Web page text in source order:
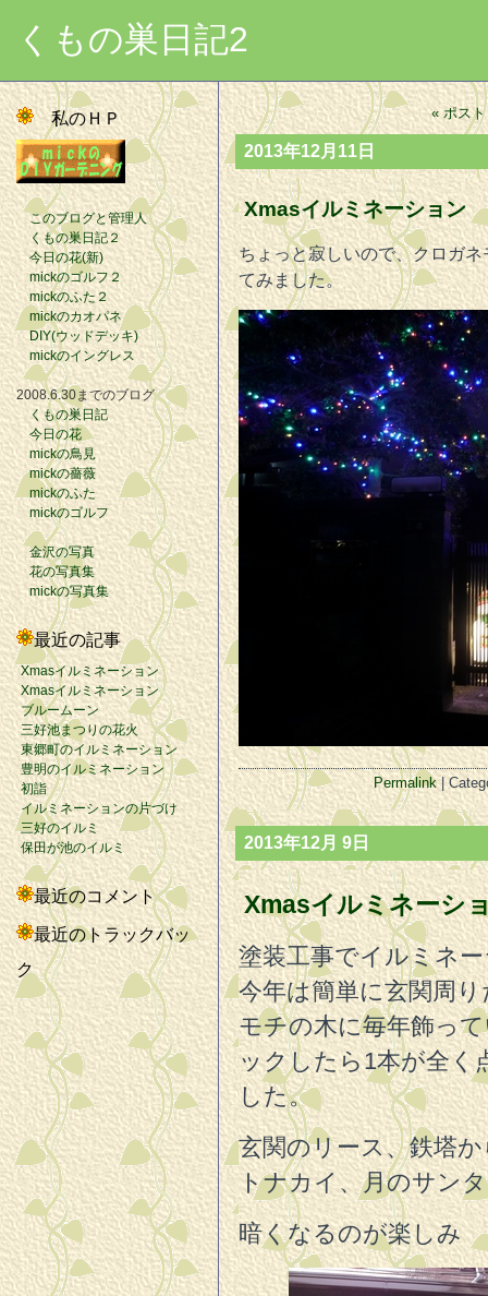
くもの巣日記2
私のＨＰ
このブログと管理人
くもの巣日記２
今日の花(新)
mickのゴルフ２
mickのふた２
mickのカオパネ
DIY(ウッドデッキ)
mickのイングレス
2008.6.30までのブログ
くもの巣日記
今日の花
mickの鳥見
mickの薔薇
mickのふた
mickのゴルフ
金沢の写真
花の写真集
mickの写真集
最近の記事
Xmasイルミネーション
Xmasイルミネーション
ブルームーン
三好池まつりの花火
東郷町のイルミネーション
豊明のイルミネーション
初詣
イルミネーションの片づけ
三好のイルミ
保田が池のイルミ
最近のコメント
最近のトラックバッ
ク
« ポスト
2013年12月11日
Xmasイルミネーション
ちょっと寂しいので、クロガ
てみました。
Permalink|
2013年12月 9日
Xmasイルミネーシ
塗装工事でイルミネ
今年は簡単に玄関周
モチの木に毎年飾っ
ックしたら1本が全く
した。
玄関のリース、鉄塔
トナカイ、月のサン
暗くなるのが楽しみ